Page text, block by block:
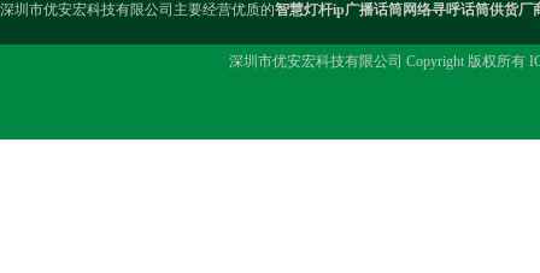
深圳市优安宏科技有限公司主要经营优质的智慧灯杆ip广播话筒网络寻呼话筒供货厂
深圳市优安宏科技有限公司 Copyright 版权所有